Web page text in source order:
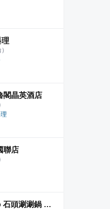
·6則評論
閣晶英酒店
聯店
養鍋 Yang Guo 石頭涮涮鍋 花蓮中山店